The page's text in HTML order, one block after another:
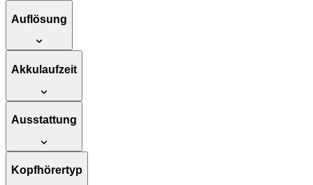
Auflösung
Akkulaufzeit
Ausstattung
Kopfhörertyp